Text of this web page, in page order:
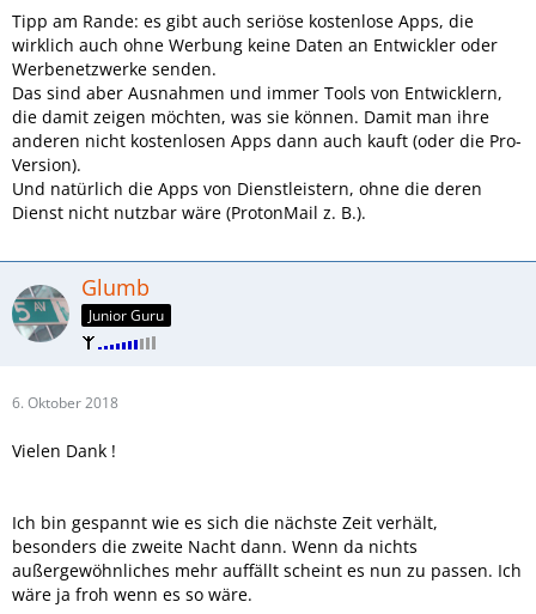
Tipp am Rande: es gibt auch seriöse kostenlose Apps, die
wirklich auch ohne Werbung keine Daten an Entwickler oder
Werbenetzwerke senden.
Das sind aber Ausnahmen und immer Tools von Entwicklern,
die damit zeigen möchten, was sie können. Damit man ihre
anderen nicht kostenlosen Apps dann auch kauft (oder die Pro-
Version).
Und natürlich die Apps von Dienstleistern, ohne die deren
Dienst nicht nutzbar wäre (ProtonMail z. B.).
Glumb
Junior Guru
6. Oktober 2018
Vielen Dank !
Ich bin gespannt wie es sich die nächste Zeit verhält,
besonders die zweite Nacht dann. Wenn da nichts
außergewöhnliches mehr auffällt scheint es nun zu passen. Ich
wäre ja froh wenn es so wäre.